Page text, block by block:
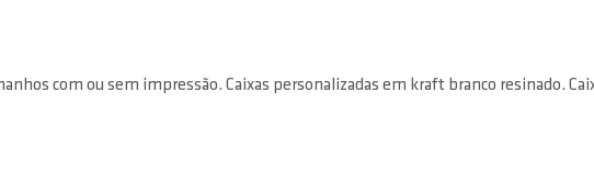
com ou sem impressão. Caixas personalizadas em kraft branco resinado.